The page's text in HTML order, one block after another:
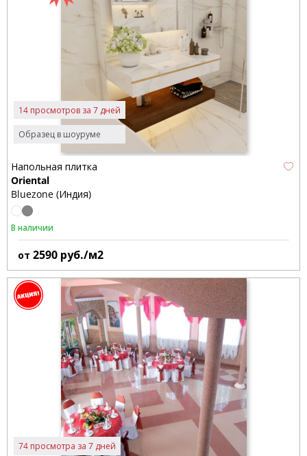
Образец в шоуруме
14 просмотров за 7 дней
Напольная плитка
Oriental
Bluezone (Индия)
В наличии
от 2590 руб./м2
74 просмотра за 7 дней